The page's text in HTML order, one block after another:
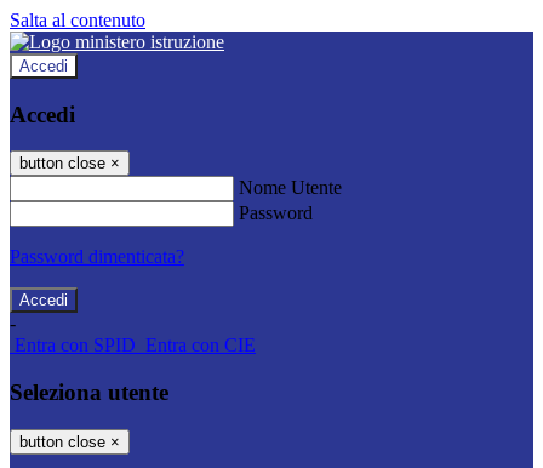
Salta al contenuto
Accedi
Accedi
button close ×
Nome Utente
Password
Password dimenticata?
-
Entra con SPID Entra con CIE
Seleziona utente
button close ×